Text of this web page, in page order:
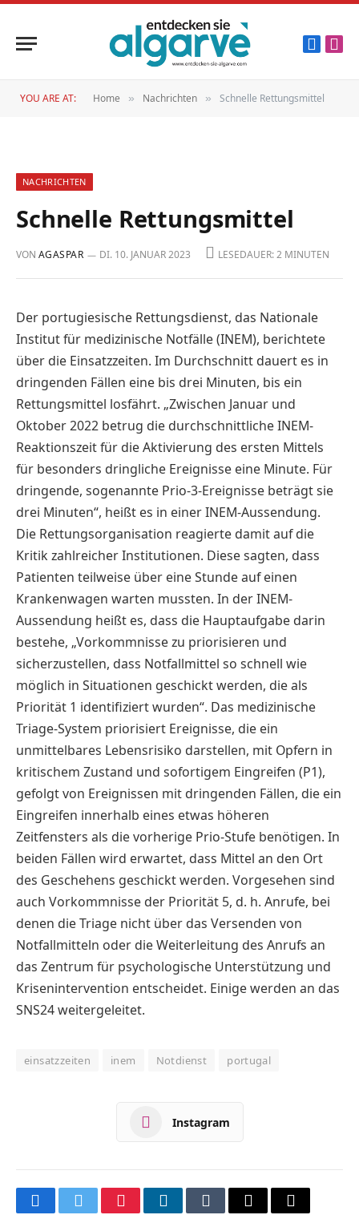
YOU ARE AT: Home » Nachrichten » Schnelle Rettungsmittel
NACHRICHTEN
Schnelle Rettungsmittel
VON AGASPAR DI. 10. JANUAR 2023 LESEDAUER: 2 MINUTEN
Der portugiesische Rettungsdienst, das Nationale
Institut für medizinische Notfälle (INEM), berichtete
über die Einsatzzeiten. Im Durchschnitt dauert es in
dringenden Fällen eine bis drei Minuten, bis ein
Rettungsmittel losfährt. „Zwischen Januar und
Oktober 2022 betrug die durchschnittliche INEM-
Reaktionszeit für die Aktivierung des ersten Mittels
für besonders dringliche Ereignisse eine Minute. Für
dringende, sogenannte Prio-3-Ereignisse beträgt sie
drei Minuten“, heißt es in einer INEM-Aussendung.
Die Rettungsorganisation reagierte damit auf die
Kritik zahlreicher Institutionen. Diese sagten, dass
Patienten teilweise über eine Stunde auf einen
Krankenwagen warten mussten. In der INEM-
Aussendung heißt es, dass die Hauptaufgabe darin
bestehe, „Vorkommnisse zu priorisieren und
sicherzustellen, dass Notfallmittel so schnell wie
möglich in Situationen geschickt werden, die als
Priorität 1 identifiziert wurden“. Das medizinische
Triage-System priorisiert Ereignisse, die ein
unmittelbares Lebensrisiko darstellen, mit Opfern in
kritischem Zustand und sofortigem Eingreifen (P1),
gefolgt von Ereignissen mit dringenden Fällen, die ein
Eingreifen innerhalb eines etwas höheren
Zeitfensters als die vorherige Prio-Stufe benötigen. In
beiden Fällen wird erwartet, dass Mittel an den Ort
des Geschehens geschickt werden. Vorgesehen sind
auch Vorkommnisse der Priorität 5, d. h. Anrufe, bei
denen die Triage nicht über das Versenden von
Notfallmitteln oder die Weiterleitung des Anrufs an
das Zentrum für psychologische Unterstützung und
Krisenintervention entscheidet. Einige werden an das
SNS24 weitergeleitet.
einsatzzeiten inem Notdienst portugal
Instagram
FacebookTwitterPinterestLinkedInTumblrEmail
Copy